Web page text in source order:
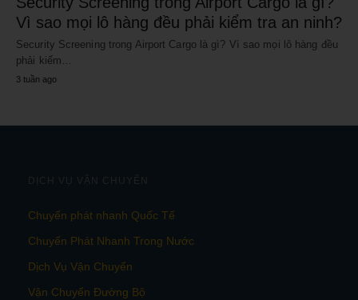
Vì sao mọi lô hàng đều phải kiểm tra an ninh?
Security Screening trong Airport Cargo là gì? Vì sao mọi lô hàng đều
phải kiểm…
3 tuần ago
DỊCH VỤ VẬN CHUYỂN
Chuyển phát nhanh Quốc Tế
Chuyển Phát Nhanh Trong Nước
Dịch Vụ Vận Chuyển
Vận Chuyển Đường Bộ